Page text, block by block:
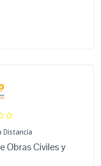
Distancia
Obras Civiles y